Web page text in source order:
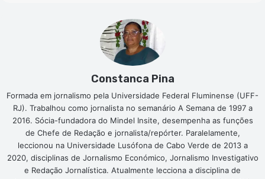
Constanca Pina
Formada em jornalismo pela Universidade Federal Fluminense (UFF-
RJ). Trabalhou como jornalista no semanário A Semana de 1997 a
2016. Sócia-fundadora do Mindel Insite, desempenha as funções
de Chefe de Redação e jornalista/repórter. Paralelamente,
leccionou na Universidade Lusófona de Cabo Verde de 2013 a
2020, disciplinas de Jornalismo Económico, Jornalismo Investigativo
e Redação Jornalística. Atualmente lecciona a disciplina de